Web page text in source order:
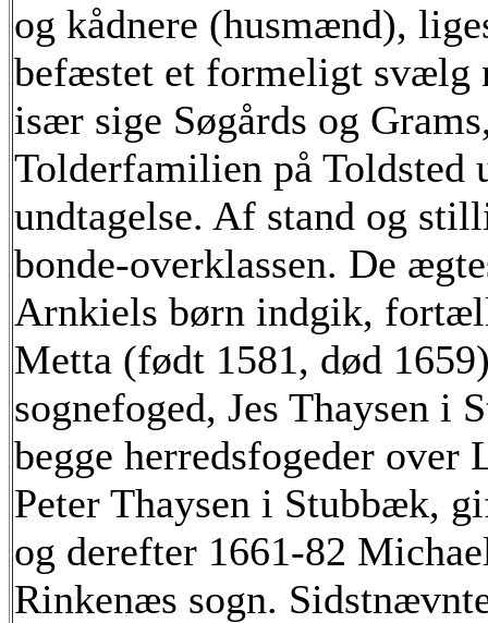
og kådnere (husmænd),
befæstet et formeligt svælg
især sige Søgårds og
Tolderfamilien på Toldsted
undtagelse. Af stand og
bonde-overklassen. De
Arnkiels børn indgik,
Metta (født 1581, død
sognefoged, Jes Thaysen i
begge herredsfogeder
Peter Thaysen i Stubbæk,
og derefter 1661-82
Rinkenæs sogn.